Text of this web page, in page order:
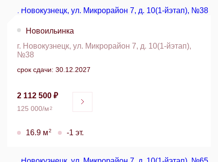
Новоильинка
г. Новокузнецк, ул. Микрорайон 7, д. 10(1-йэтап),
№38
срок сдачи: 30.12.2027
2 112 500 ₽
125 000/м2
16.9 м2 -1 эт.